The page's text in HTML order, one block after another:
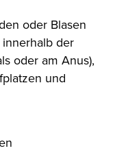
oder Blasen
der
oder am Anus),
und